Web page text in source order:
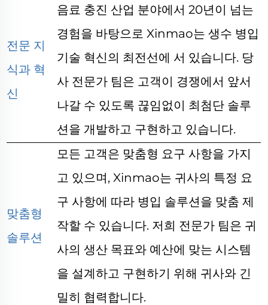
전문 지
식과 혁
신
음료 충진 산업 분야에서 20년이 넘는
경험을 바탕으로 Xinmao는 생수 병입
기술 혁신의 최전선에 서 있습니다. 당
사 전문가 팀은 고객이 경쟁에서 앞서
나갈 수 있도록 끊임없이 최첨단 솔루
션을 개발하고 구현하고 있습니다.
맞춤형
솔루션
모든 고객은 맞춤형 요구 사항을 가지
고 있으며, Xinmao는 귀사의 특정 요
구 사항에 따라 병입 솔루션을 맞춤 제
작할 수 있습니다. 저희 전문가 팀은 귀
사의 생산 목표와 예산에 맞는 시스템
을 설계하고 구현하기 위해 귀사와 긴
밀히 협력합니다.